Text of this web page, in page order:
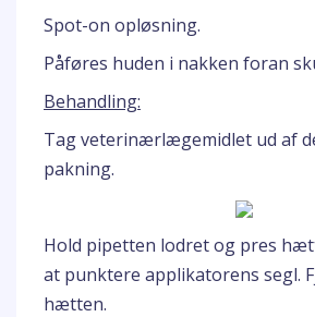
Spot-on opløsning.
Påføres huden i nakken foran
Behandling:
Tag veterinærlægemidlet ud af
pakning.
Hold pipetten lodret og pres
at punktere applikatorens segl.
hætten.